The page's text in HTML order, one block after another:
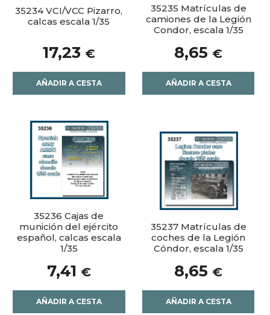
35234 VCI/VCC Pizarro,
calcas escala 1/35
17,23 €
AÑADIR A CESTA
35235 Matrículas de
camiones de la Legión
Condor, escala 1/35
8,65 €
AÑADIR A CESTA
35236 Cajas de
munición del ejército
español, calcas escala
1/35
7,41 €
AÑADIR A CESTA
35237 Matrículas de
coches de la Legión
Cóndor, escala 1/35
8,65 €
AÑADIR A CESTA